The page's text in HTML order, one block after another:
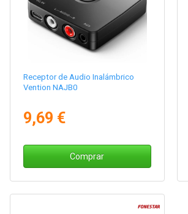
Receptor de Audio Inalámbrico
Vention NAJB0
9,69 €
Comprar